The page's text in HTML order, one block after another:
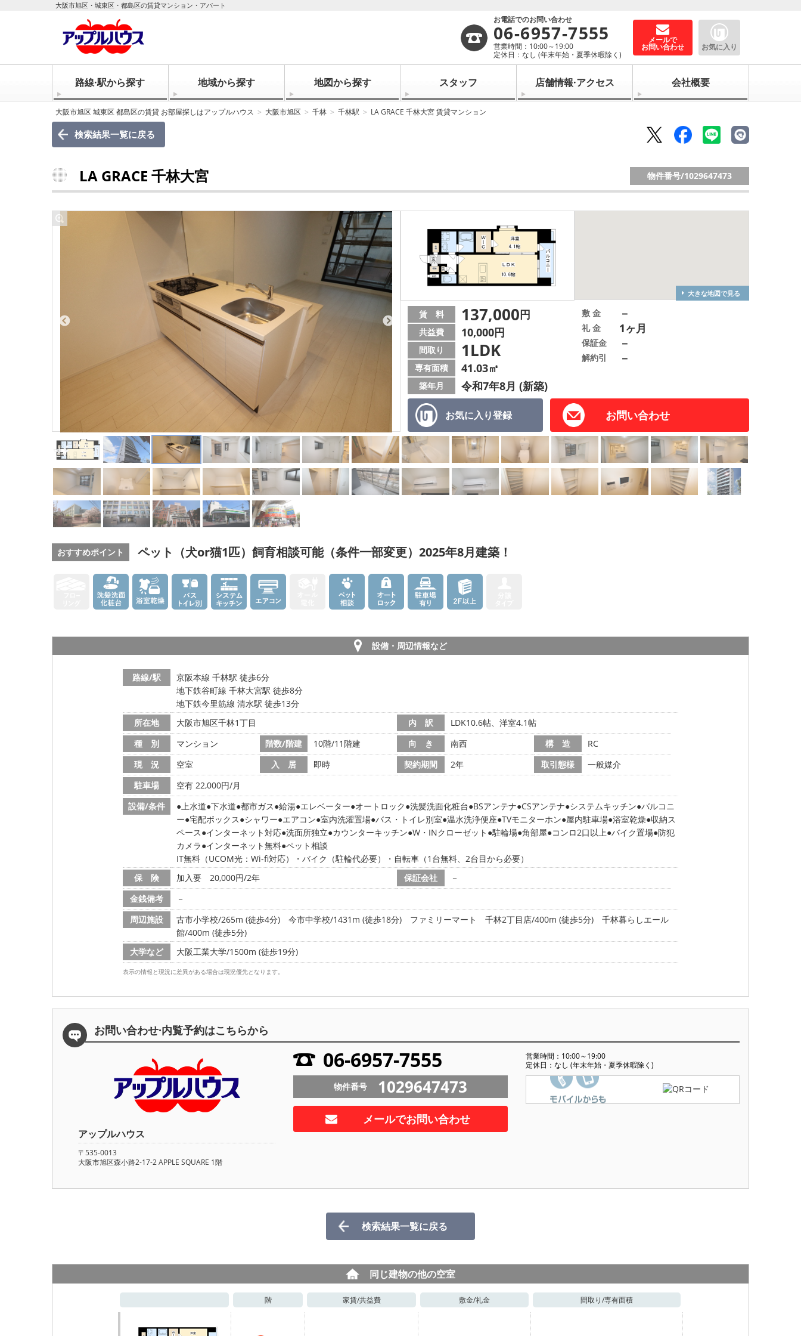
大阪市旭区・城東区・都島区の賃貸マンション・アパート
お電話でのお問い合わせ
06-6957-7555
営業時間：10:00～19:00
定休日：なし (年末年始・夏季休暇除く)
メールで
お問い合わせ お気に入り
路線·駅から探す 地域から探す 地図から探す スタッフ 店舗情報·アクセス 会社概要
大阪市旭区 城東区 都島区の賃貸 お部屋探しはアップルハウス 大阪市旭区 千林 千林駅 LA GRACE 千林大宮 賃貸マンション
検索結果一覧に戻る
LA GRACE 千林大宮 物件番号/1029647473
大きな地図で見る
お気に入り登録 お問い合わせ
賃 料 137,000円
共益費 10,000円
間取り 1LDK
専有面積 41.03㎡
築年月 令和7年8月 (新築)
敷 金 －
礼 金 1ヶ月
保証金 －
解約引 －
おすすめポイント ペット（犬or猫1匹）飼育相談可能（条件一部変更）2025年8月建築！
設備・周辺情報など
路線/駅
京阪本線 千林駅 徒歩6分
地下鉄谷町線 千林大宮駅 徒歩8分
地下鉄今里筋線 清水駅 徒歩13分
所在地
大阪市旭区千林1丁目 内 訳
LDK10.6帖、洋室4.1帖
種 別
マンション 階数/階建 10階/11階建 向 き 南西 構 造
RC
現 況
空室 入 居 即時 契約期間 2年 取引態様
一般媒介
駐車場
空有 22,000円/月
設備/条件
上水道 下水道 都市ガス 給湯 エレベーター オートロック 洗髪洗面化粧台 BSアンテナ CSアンテナ システムキッチン バルコニ
ー 宅配ボックス シャワー エアコン 室内洗濯置場 バス・トイレ別室 温水洗浄便座 TVモニターホン 屋内駐車場 浴室乾燥 収納ス
ペース インターネット対応 洗面所独立 カウンターキッチン W・INクローゼット 駐輪場 角部屋 コンロ2口以上 バイク置場 防犯
カメラ インターネット無料 ペット相談
IT無料（UCOM光：Wi-fi対応）・バイク（駐輪代必要）・自転車（1台無料、2台目から必要）
保 険
加入要 20,000円/2年 保証会社
－
金銭備考
－
周辺施設
古市小学校/265m (徒歩4分) 今市中学校/1431m (徒歩18分) ファミリーマート 千林2丁目店/400m (徒歩5分)
千林暮らしエール
館/400m (徒歩5分)
大学など
大阪工業大学/1500m (徒歩19分)
表示の情報と現況に差異がある場合は現況優先となります。
お問い合わせ·内覧予約はこちらから
アップルハウス
〒535-0013
大阪市旭区森小路2-17-2 APPLE SQUARE 1階
06-6957-7555
営業時間：10:00～19:00
定休日：なし (年末年始・夏季休暇除く)
物件番号 1029647473
メールでお問い合わせ
検索結果一覧に戻る
同じ建物の他の空室
階 家賃/共益費 敷金/礼金 間取り/専有面積